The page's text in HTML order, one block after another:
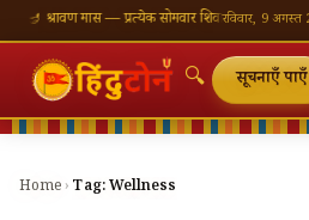
🪔 श्रावण मास — प्रत्येक सोमवार शिवालय दर्शन का महत्व
रविवार, 9 अगस्त
🔍 सूचनाएँ पाएँ
Home › Tag:Wellness